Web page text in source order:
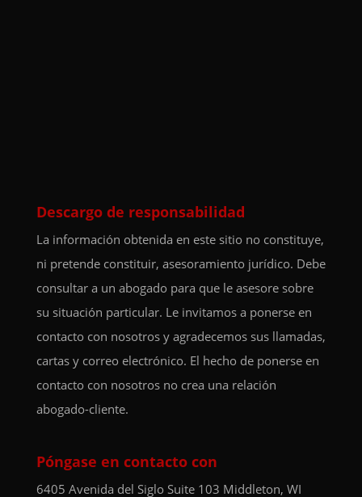
Descargo de responsabilidad
La información obtenida en este sitio no constituye,
ni pretende constituir, asesoramiento jurídico. Debe
consultar a un abogado para que le asesore sobre
su situación particular. Le invitamos a ponerse en
contacto con nosotros y agradecemos sus llamadas,
cartas y correo electrónico. El hecho de ponerse en
contacto con nosotros no crea una relación
abogado-cliente.
Póngase en contacto con
6405 Avenida del Siglo Suite 103 Middleton, WI